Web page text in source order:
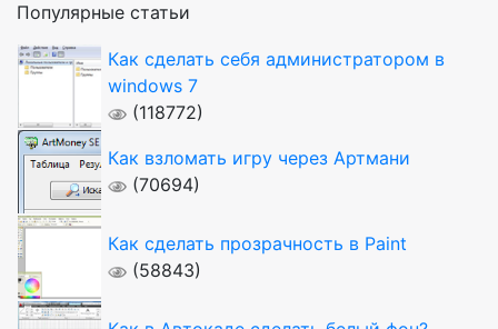
Популярные статьи
Как сделать себя администратором в
windows 7
(118772)
Как взломать игру через Артмани
(70694)
Как сделать прозрачность в Paint
(58843)